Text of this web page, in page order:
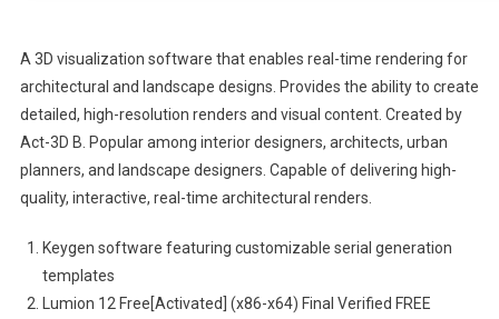
A 3D visualization software that enables real-time rendering for
architectural and landscape designs. Provides the ability to create
detailed, high-resolution renders and visual content. Created by
Act-3D B. Popular among interior designers, architects, urban
planners, and landscape designers. Capable of delivering high-
quality, interactive, real-time architectural renders.
Keygen software featuring customizable serial generation
templates
Lumion 12 Free[Activated] (x86-x64) Final Verified FREE